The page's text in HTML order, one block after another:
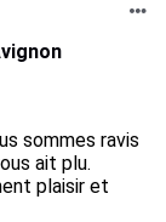
sommes ravis
ait plu.
plaisir et